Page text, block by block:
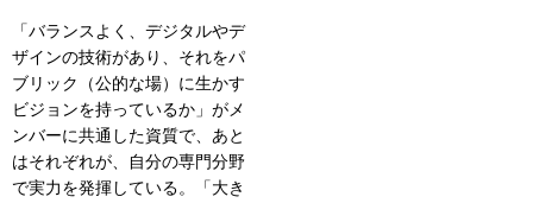
「バランスよく、デジタルやデ
ザインの技術があり、それをパ
ブリック（公的な場）に生かす
ビジョンを持っているか」がメ
ンバーに共通した資質で、あと
はそれぞれが、自分の専門分野
で実力を発揮している。「大き